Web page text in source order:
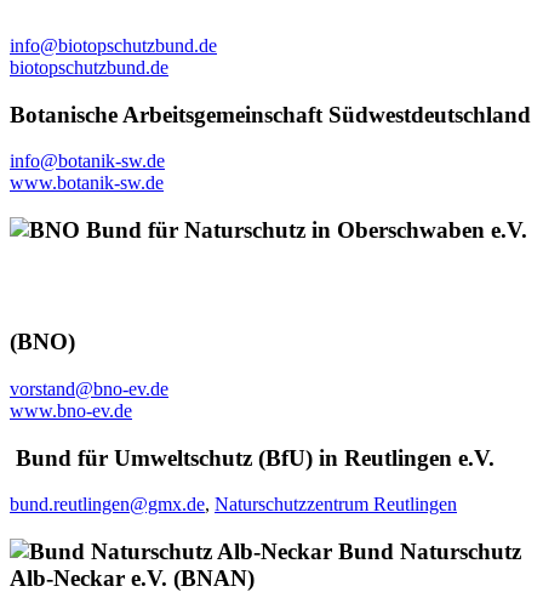
info@biotopschutzbund.de
biotopschutzbund.de
Botanische Arbeitsgemeinschaft Südwestdeutschland
info@botanik-sw.de
www.botanik-sw.de
Bund für Naturschutz in Oberschwaben e.V.
(BNO)
vorstand@bno-ev.de
www.bno-ev.de
Bund für Umweltschutz (BfU) in Reutlingen e.V.
bund.reutlingen@gmx.de, Naturschutzzentrum Reutlingen
Bund Naturschutz
Alb-Neckar e.V. (BNAN)